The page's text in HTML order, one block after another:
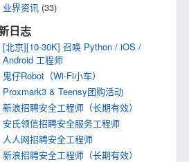
业界资讯 (33)
日志
[北京][10-30K] 召唤 Python / iOS /
Android 工程师
鬼仔Robot（Wi-Fi小车）
Proxmark3 & Teensy团购活动
新浪招聘安全工程师（长期有效）
安氏领信招聘安全服务工程师
人人网招聘安全工程师
新浪招聘安全工程师（长期有效）